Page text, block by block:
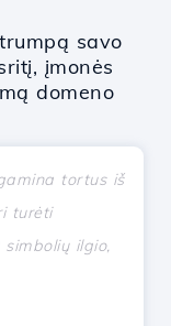
savo
įmonės
domeno